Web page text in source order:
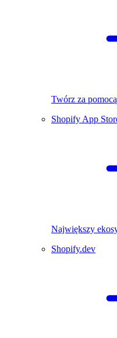
Twórz za
Shopify App
Największy
Shopify.dev